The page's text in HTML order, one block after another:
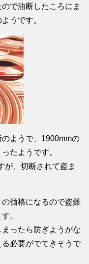
で油断したころにま
うです。
ようで、1900mmの
たようです。
が、切断されて盗ま
価格になるので盗難
。
ったら防ぎようがな
必要がでてきそうで